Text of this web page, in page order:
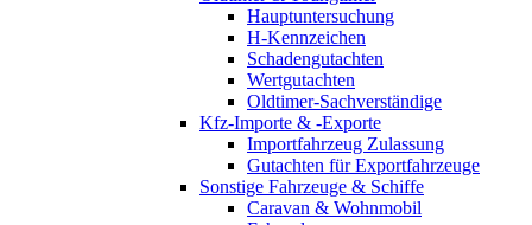
Hauptuntersuchung
H-Kennzeichen
Schadengutachten
Wertgutachten
Oldtimer-Sachverständige
Kfz-Importe & -Exporte
Importfahrzeug Zulassung
Gutachten für Exportfahrzeuge
Sonstige Fahrzeuge & Schiffe
Caravan & Wohnmobil